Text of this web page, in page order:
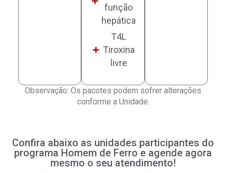
função
hepática
T4L
Tiroxina
livre
Observação: Os pacotes podem sofrer alterações
conforme a Unidade.
Confira abaixo as unidades participantes do
programa Homem de Ferro e agende agora
mesmo o seu atendimento!